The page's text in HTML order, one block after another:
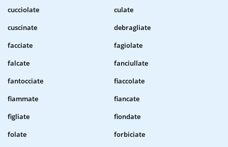
cucciolate
culate
cuscinate
debragliate
facciate
fagiolate
falcate
fanciullate
fantocciate
fiaccolate
fiammate
fiancate
figliate
fiondate
folate
forbiciate